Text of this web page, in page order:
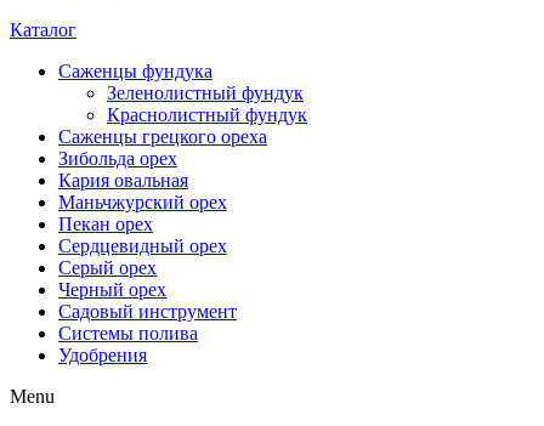
Каталог
Саженцы фундука
Зеленолистный фундук
Краснолистный фундук
Саженцы грецкого ореха
Зибольда орех
Кария овальная
Маньчжурский орех
Пекан орех
Сердцевидный орех
Серый орех
Черный орех
Садовый инструмент
Системы полива
Удобрения
Menu